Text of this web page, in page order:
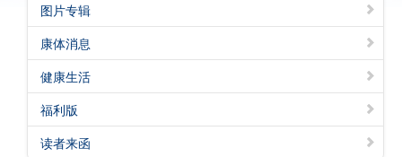
图片专辑
康体消息
健康生活
福利版
读者来函